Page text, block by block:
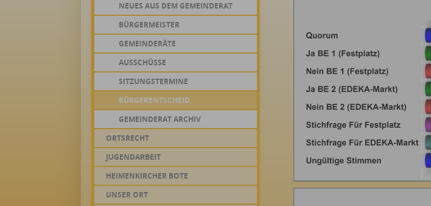
NEUES AUS DEM GEMEINDERAT
BÜRGERMEISTER
GEMEINDERÄTE
AUSSCHÜSSE
SITZUNGSTERMINE
BÜRGERENTSCHEID
GEMEINDERAT ARCHIV
ORTSRECHT
JUGENDARBEIT
HEIMENKIRCHER BOTE
UNSER ORT